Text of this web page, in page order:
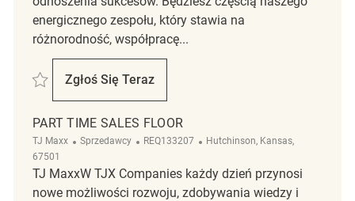
energicznego zespołu, który stawia na
różnorodność, współpracę...
Zapisać 6AM Sales Floor Associate REQ111376
Zgłoś Się Teraz
6AM Sales Floor Associate
PART TIME SALES FLOOR
TJ Maxx Kategoria
Sprzedawcy ReqId
REQ133207 Lokalizacja
Hutchinson, Kansas,
67501
TJ MaxxW TJX Companies każdy dzień przynosi
nowe możliwości rozwoju, zdobywania wiedzy i